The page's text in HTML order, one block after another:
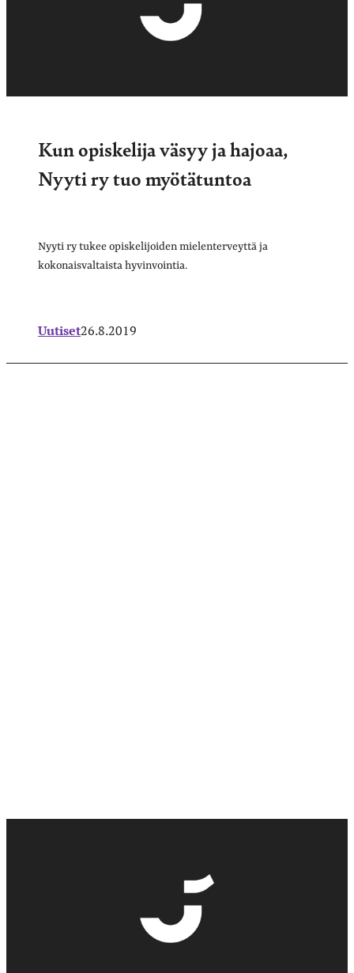
Kun opiskelija väsyy ja hajoaa,
Nyyti ry tuo myötätuntoa
Nyyti ry tukee opiskelijoiden mielenterveyttä ja
kokonaisvaltaista hyvinvointia.
Uutiset26.8.2019